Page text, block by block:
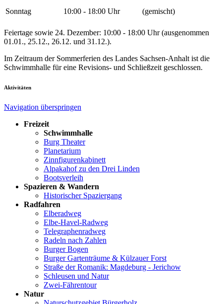
Sonntag
10:00 - 18:00 Uhr (gemischt)
Feiertage sowie 24. Dezember: 10:00 - 18:00 Uhr (ausgenommen
01.01., 25.12., 26.12. und 31.12.).
Im Zeitraum der Sommerferien des Landes Sachsen-Anhalt ist die
Schwimmhalle für eine Revisions- und Schließzeit geschlossen.
Aktivitäten
Navigation überspringen
Freizeit
Schwimmhalle
Burg Theater
Planetarium
Zinnfigurenkabinett
Alpakahof zu den Drei Linden
Bootsverleih
Spazieren & Wandern
Historischer Spaziergang
Radfahren
Elberadweg
Elbe-Havel-Radweg
Telegraphenradweg
Radeln nach Zahlen
Burger Bogen
Burger Gartenträume & Külzauer Forst
Straße der Romanik: Magdeburg - Jerichow
Schleusen und Natur
Zwei-Fährentour
Natur